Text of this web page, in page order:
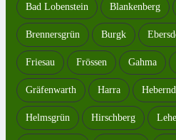
Bad Lobenstein Blankenberg
Brennersgrün Burgk
Friesau Frössen Gahma
Gräfenwarth Harra
Helmsgrün Hirschberg